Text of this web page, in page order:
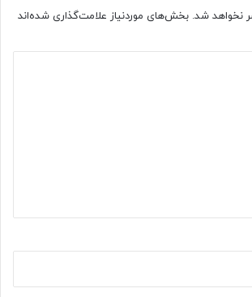
نخواهد شد. بخش‌های موردنیاز علامت‌گذاری شده‌اند